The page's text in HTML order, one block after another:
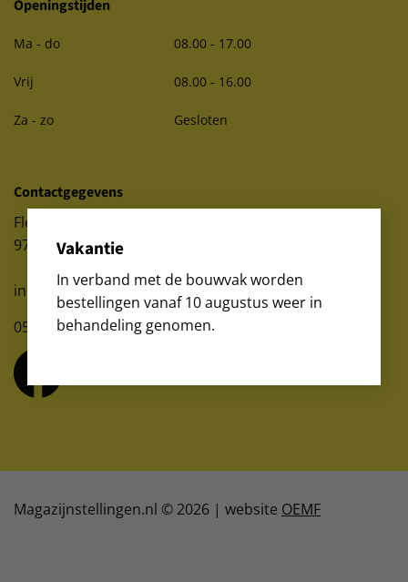
Vakantie
In verband met de bouwvak worden
bestellingen vanaf 10 augustus weer in
behandeling genomen.
Openingstijden
Ma - do 08.00 - 17.00
Vrij 08.00 - 16.00
Za - zo Gesloten
Contactgegevens
Fledderbosweg 1
9798 TH Garmerwolde
info@magazijnstellingen.nl
050 - 302 4833
Magazijnstellingen.nl © 2026 | website OEMF